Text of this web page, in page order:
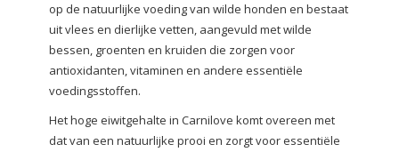
op de natuurlijke voeding van wilde honden en bestaat
uit vlees en dierlijke vetten, aangevuld met wilde
bessen, groenten en kruiden die zorgen voor
antioxidanten, vitaminen en andere essentiële
voedingsstoffen.
Het hoge eiwitgehalte in Carnilove komt overeen met
dat van een natuurlijke prooi en zorgt voor essentiële